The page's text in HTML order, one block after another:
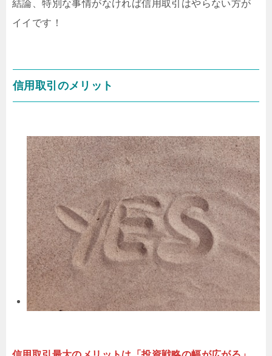
結論、特別な事情がなければ信用取引はやらない方が
イイです！
信用取引のメリット